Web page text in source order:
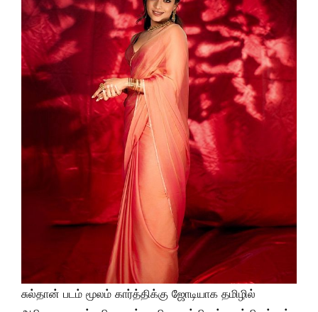
சுல்தான் படம் மூலம் கார்த்திக்கு ஜோடியாக தமிழில்